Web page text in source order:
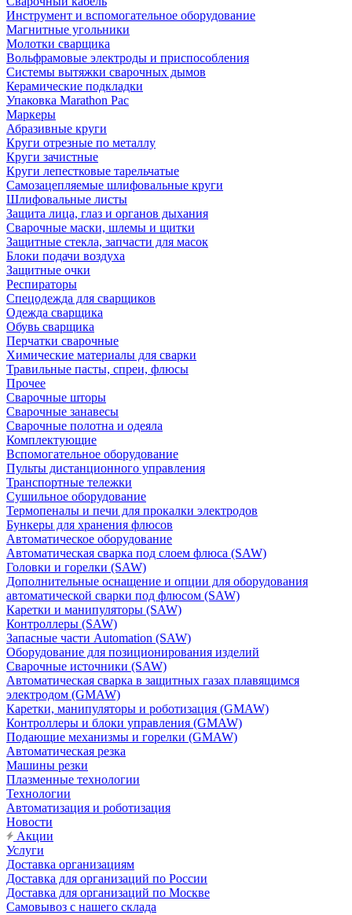
Инструмент и вспомогательное оборудование
Магнитные угольники
Молотки сварщика
Вольфрамовые электроды и приспособления
Системы вытяжки сварочных дымов
Керамические подкладки
Упаковка Marathon Pac
Маркеры
Абразивные круги
Круги отрезные по металлу
Круги зачистные
Круги лепестковые тарельчатые
Самозацепляемые шлифовальные круги
Шлифовальные листы
Защита лица, глаз и органов дыхания
Сварочные маски, шлемы и щитки
Защитные стекла, запчасти для масок
Блоки подачи воздуха
Защитные очки
Респираторы
Спецодежда для сварщиков
Одежда сварщика
Обувь сварщика
Перчатки сварочные
Химические материалы для сварки
Травильные пасты, спреи, флюсы
Прочее
Сварочные шторы
Сварочные занавесы
Сварочные полотна и одеяла
Комплектующие
Вспомогательное оборудование
Пульты дистанционного управления
Транспортные тележки
Сушильное оборудование
Термопеналы и печи для прокалки электродов
Бункеры для хранения флюсов
Автоматическое оборудование
Автоматическая сварка под слоем флюса (SAW)
Головки и горелки (SAW)
Дополнительные оснащение и опции для оборудования
автоматической сварки под флюсом (SAW)
Каретки и манипуляторы (SAW)
Контроллеры (SAW)
Запасные части Automation (SAW)
Оборудование для позиционирования изделий
Сварочные источники (SAW)
Автоматическая сварка в защитных газах плавящимся
электродом (GMAW)
Каретки, манипуляторы и роботизация (GMAW)
Контроллеры и блоки управления (GMAW)
Подающие механизмы и горелки (GMAW)
Автоматическая резка
Машины резки
Плазменные технологии
Технологии
Автоматизация и роботизация
Новости
Акции
Услуги
Доставка организациям
Доставка для организаций по России
Доставка для организаций по Москве
Самовывоз с нашего склада